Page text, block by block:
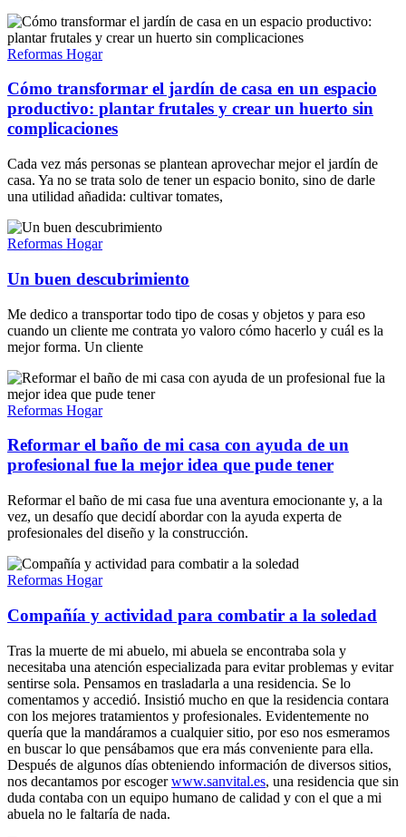
Reformas Hogar
Cómo transformar el jardín de casa en un espacio
productivo: plantar frutales y crear un huerto sin
complicaciones
Cada vez más personas se plantean aprovechar mejor el jardín de
casa. Ya no se trata solo de tener un espacio bonito, sino de darle
una utilidad añadida: cultivar tomates,
Reformas Hogar
Un buen descubrimiento
Me dedico a transportar todo tipo de cosas y objetos y para eso
cuando un cliente me contrata yo valoro cómo hacerlo y cuál es la
mejor forma. Un cliente
Reformas Hogar
Reformar el baño de mi casa con ayuda de un
profesional fue la mejor idea que pude tener
Reformar el baño de mi casa fue una aventura emocionante y, a la
vez, un desafío que decidí abordar con la ayuda experta de
profesionales del diseño y la construcción.
Reformas Hogar
Compañía y actividad para combatir a la soledad
Tras la muerte de mi abuelo, mi abuela se encontraba sola y
necesitaba una atención especializada para evitar problemas y evitar
sentirse sola. Pensamos en trasladarla a una residencia. Se lo
comentamos y accedió. Insistió mucho en que la residencia contara
con los mejores tratamientos y profesionales. Evidentemente no
quería que la mandáramos a cualquier sitio, por eso nos esmeramos
en buscar lo que pensábamos que era más conveniente para ella.
Después de algunos días obteniendo información de diversos sitios,
nos decantamos por escogerwww.sanvital.es, una residencia que sin
duda contaba con un equipo humano de calidad y con el que a mi
abuela no le faltaría de nada.